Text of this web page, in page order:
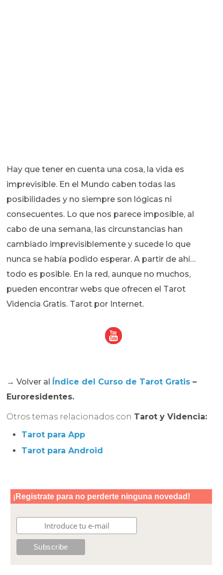
Hay que tener en cuenta una cosa, la vida es
imprevisible. En el Mundo caben todas las
posibilidades y no siempre son lógicas ni
consecuentes. Lo que nos parece imposible, al
cabo de una semana, las circunstancias han
cambiado imprevisiblemente y sucede lo que
nunca se había podido esperar. A partir de ahí…
todo es posible. En la red, aunque no muchos,
pueden encontrar webs que ofrecen el Tarot
Videncia Gratis. Tarot por Internet.
→ Volver al Índice del Curso de Tarot Gratis –
Euroresidentes.
Otros temas relacionados con Tarot y Videncia:
Tarot para App
Tarot para Android